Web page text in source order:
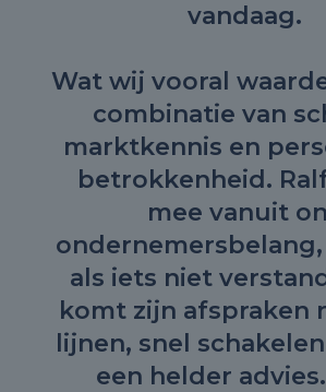
vandaag.
Wat wij vooral
combinatie van
marktkennis en
betrokkenheid.
mee vanuit
als iets niet
komt zijn afspraken
lijnen, snel
een helder